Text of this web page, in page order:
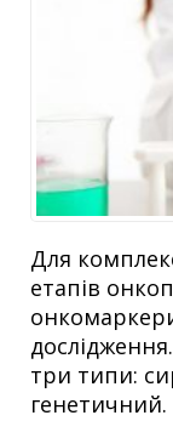
Для
етапів
дослідження.
три типи:
генетичний.